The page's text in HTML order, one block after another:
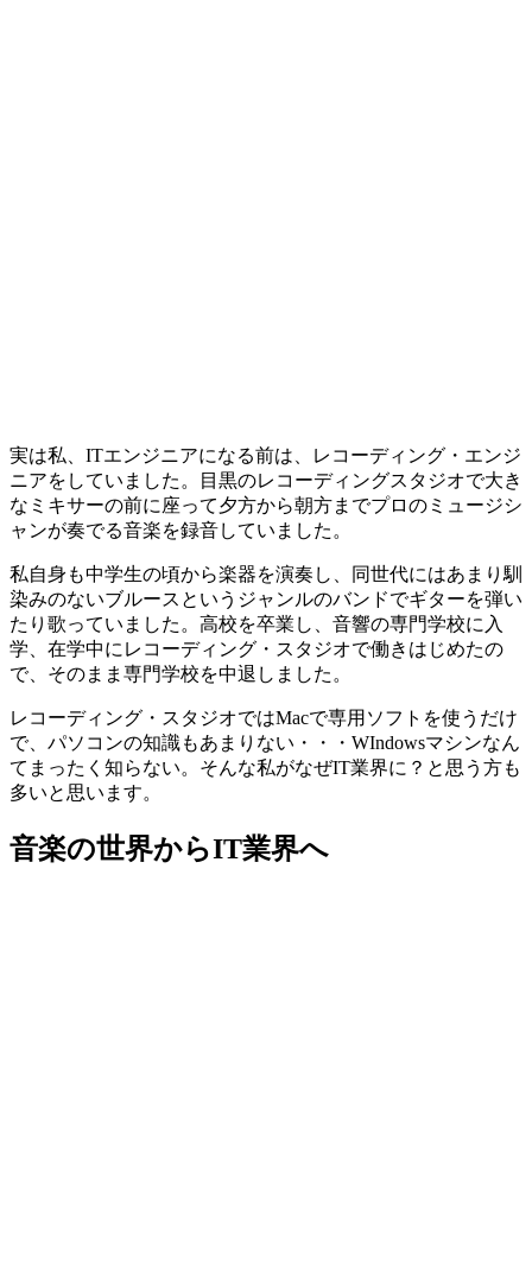
実は私、ITエンジニアになる前は、
レコーディング・エンジ
ニアをしていました。目黒のレコーディングスタジオで大き
なミキサーの前に座って夕方から朝方までプロのミュージシ
ャンが奏でる音楽を録音していました。
私自身も中学生の頃から楽器を演奏し、同世代にはあまり馴
染みのないブルースというジャンルのバンドでギターを弾い
たり歌っていました。高校を卒業し、音響の専門学校に入
学、在学中にレコーディング・スタジオで働きはじめたの
で、そのまま専門学校を中退しました。
レコーディング・スタジオではMacで専用ソフトを使うだけ
で、パソコンの知識もあまりない・・・WIndowsマシンなん
てまったく知らない。 そんな私がなぜIT業界に？ と思う方も
多いと思います。
音楽の世界からIT業界へ